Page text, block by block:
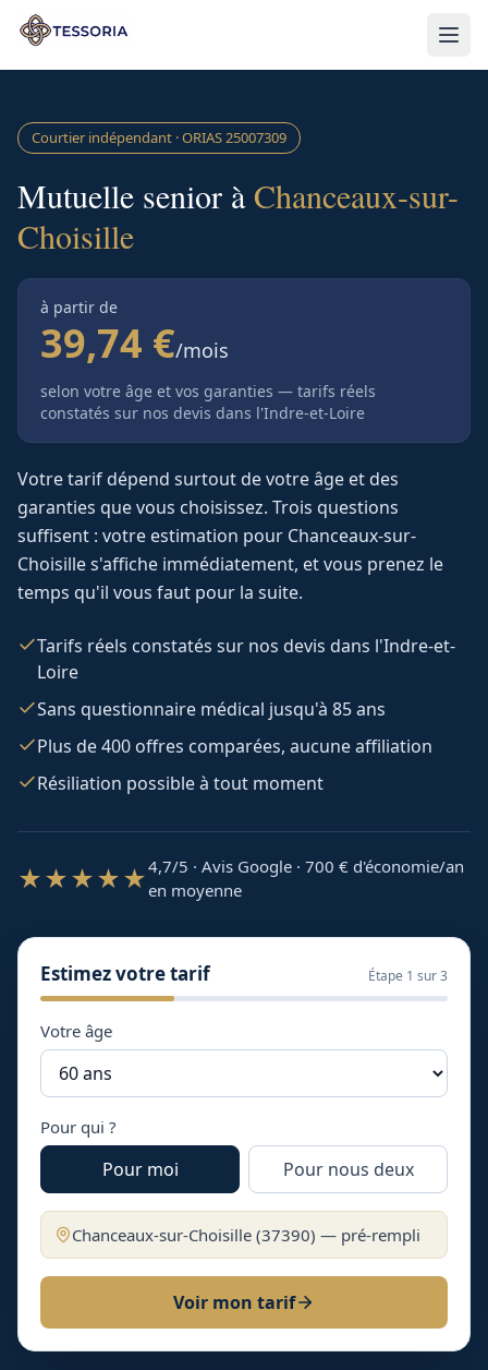
Aller au contenu principal
Courtier indépendant · ORIAS25007309
Mutuelle senior àChanceaux-sur-
Choisille
à partir de
39,74 €/mois
selon votre âge et vos garanties — tarifs réels
constatés sur nos devis dans l'Indre-et-Loire
Votre tarif dépend surtout de votre âge et des
garanties que vous choisissez. Trois questions
suffisent : votre estimation pour Chanceaux-sur-
Choisilles'affiche immédiatement, et vous prenez le
temps qu'il vous faut pour la suite.
Tarifs réels constatés sur nos devis dans l'Indre-et-
Loire
Sans questionnaire médical jusqu'à 85 ans
Plus de 400 offres comparées, aucune affiliation
Résiliation possible à tout moment
★★★★★4,7/5 · Avis Google · 700 € d'économie/an
en moyenne
Estimez votre tarif Étape 1 sur 3
Votre âge
Pour qui ?
Pour moi Pour nous deux
Chanceaux-sur-Choisille (37390) — pré-rempli
Voir mon tarif